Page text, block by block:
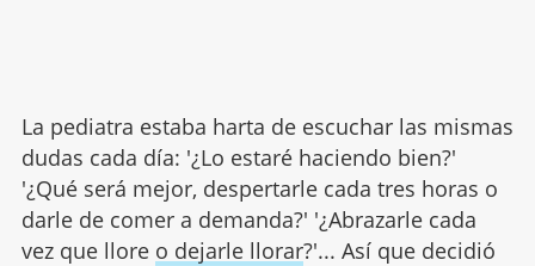
La pediatra estaba harta de escuchar las mismas
dudas cada día: '¿Lo estaré haciendo bien?'
'¿Qué será mejor, despertarle cada tres horas o
darle de comer a demanda?' '¿Abrazarle cada
vez que llore o dejarle llorar?'... Así que decidió